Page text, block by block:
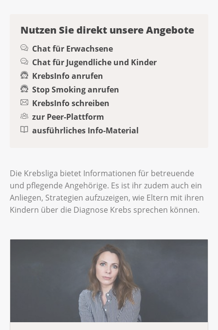
Nutzen Sie direkt unsere Angebote
Chat für Erwachsene
Chat für Jugendliche und Kinder
KrebsInfo anrufen
Stop Smoking anrufen
KrebsInfo schreiben
zur Peer-Plattform
ausführliches Info-Material
Die Krebsliga bietet Informationen für betreuende
und pflegende Angehörige. Es ist ihr zudem auch ein
Anliegen, Strategien aufzuzeigen, wie Eltern mit ihren
Kindern über die Diagnose Krebs sprechen können.